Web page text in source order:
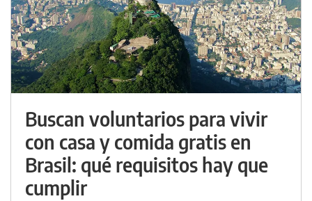
Buscan voluntarios para vivir
con casa y comida gratis en
Brasil: qué requisitos hay que
cumplir